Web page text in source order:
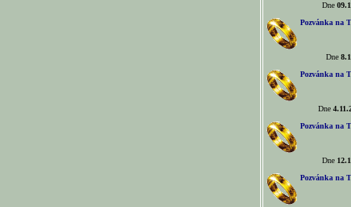
Dne
Pozvánka na
Dne
Pozvánka na
Dne
Pozvánka na
Dne
Pozvánka na